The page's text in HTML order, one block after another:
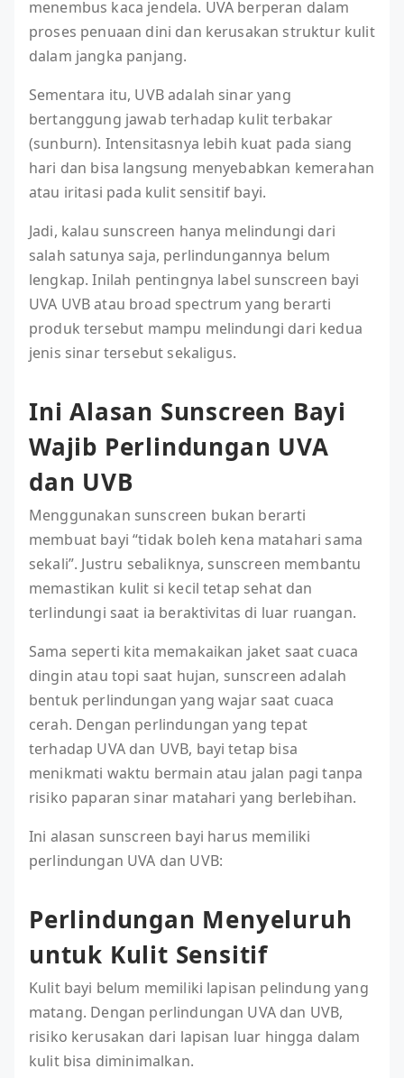
menembus kaca jendela. UVA berperan dalam
proses penuaan dini dan kerusakan struktur kulit
dalam jangka panjang.
Sementara itu, UVB adalah sinar yang
bertanggung jawab terhadap kulit terbakar
(sunburn). Intensitasnya lebih kuat pada siang
hari dan bisa langsung menyebabkan kemerahan
atau iritasi pada kulit sensitif bayi.
Jadi, kalau sunscreen hanya melindungi dari
salah satunya saja, perlindungannya belum
lengkap. Inilah pentingnya label sunscreen bayi
UVA UVB atau broad spectrum yang berarti
produk tersebut mampu melindungi dari kedua
jenis sinar tersebut sekaligus.
Ini Alasan Sunscreen Bayi
Wajib Perlindungan UVA
dan UVB
Menggunakan sunscreen bukan berarti
membuat bayi “tidak boleh kena matahari sama
sekali”. Justru sebaliknya, sunscreen membantu
memastikan kulit si kecil tetap sehat dan
terlindungi saat ia beraktivitas di luar ruangan.
Sama seperti kita memakaikan jaket saat cuaca
dingin atau topi saat hujan, sunscreen adalah
bentuk perlindungan yang wajar saat cuaca
cerah. Dengan perlindungan yang tepat
terhadap UVA dan UVB, bayi tetap bisa
menikmati waktu bermain atau jalan pagi tanpa
risiko paparan sinar matahari yang berlebihan.
Ini alasan sunscreen bayi harus memiliki
perlindungan UVA dan UVB:
Perlindungan Menyeluruh
untuk Kulit Sensitif
Kulit bayi belum memiliki lapisan pelindung yang
matang. Dengan perlindungan UVA dan UVB,
risiko kerusakan dari lapisan luar hingga dalam
kulit bisa diminimalkan.